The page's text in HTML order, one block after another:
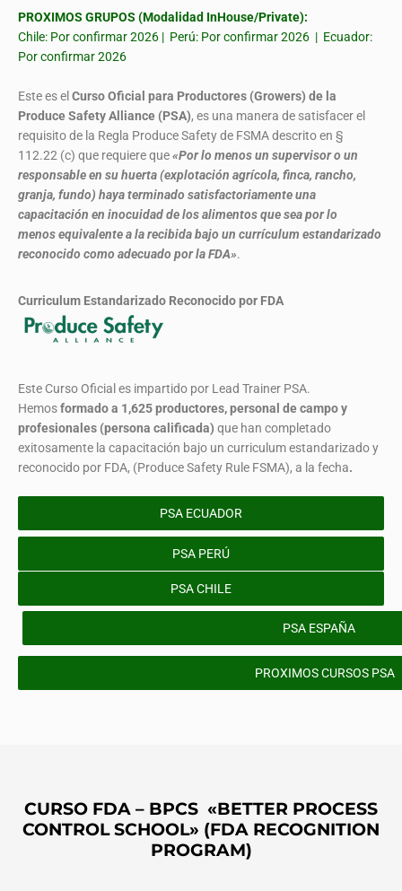
PROXIMOS GRUPOS (Modalidad InHouse/Private):
Chile: Por confirmar 2026 | Perú: Por confirmar 2026 | Ecuador:
Por confirmar 2026
Este es el Curso Oficial para Productores (Growers) de la
Produce Safety Alliance (PSA), es una manera de satisfacer el
requisito de la Regla Produce Safety de FSMA descrito en §
112.22 (c) que requiere que«Por lo menos un supervisor o un
responsable en su huerta (explotación agrícola, finca, rancho,
granja, fundo) haya terminado satisfactoriamente una
capacitación en inocuidad de los alimentos que sea por lo
menos equivalente a la recibida bajo un currículum estandarizado
reconocido como adecuado por la FDA».
Curriculum Estandarizado Reconocido por FDA
Este Curso Oficial es impartido por Lead Trainer PSA.
Hemosformadoa 1,625 productores, personal de campo y
profesionales (persona calificada) que han completado
exitosamente la capacitación bajo un curriculum estandarizado y
reconocido por FDA, (Produce Safety Rule FSMA), a la fecha.
PSA ECUADOR
PSA PERÚ
PSA CHILE
PSA ESPAÑA
PROXIMOS CURSOS PSA
CURSO FDA – BPCS «BETTER PROCESS
CONTROL SCHOOL» (FDA RECOGNITION
PROGRAM)